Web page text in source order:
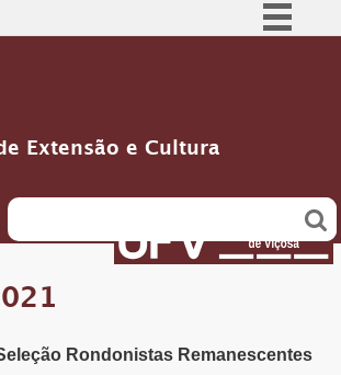
Acesso à informação
Legislação
Extensão e Cultura
Rondonistas Remanescentes